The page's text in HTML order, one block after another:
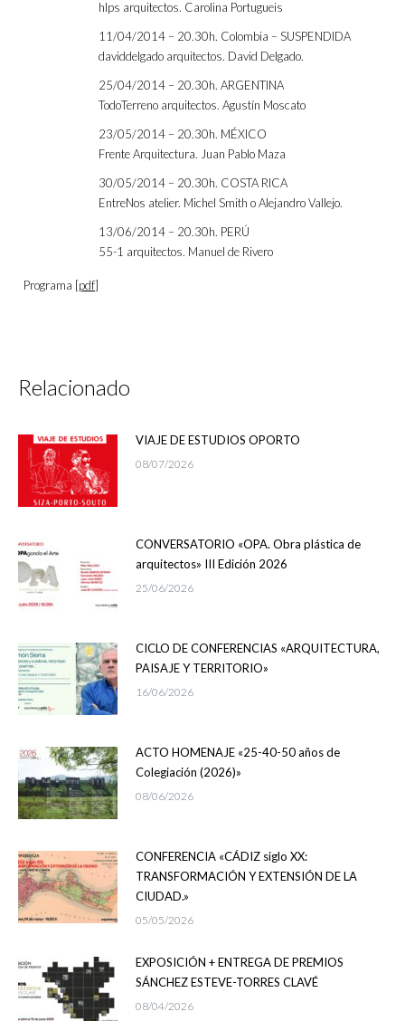
hlps arquitectos. Carolina Portugueis
11/04/2014 – 20.30h. Colombia – SUSPENDIDA
daviddelgado arquitectos. David Delgado.
25/04/2014 – 20.30h. ARGENTINA
TodoTerreno arquitectos. Agustín Moscato
23/05/2014 – 20.30h. MÉXICO
Frente Arquitectura. Juan Pablo Maza
30/05/2014 – 20.30h. COSTA RICA
EntreNos atelier. Michel Smith o Alejandro Vallejo.
13/06/2014 – 20.30h. PERÚ
55-1 arquitectos. Manuel de Rivero
Programa [pdf]
Relacionado
VIAJE DE ESTUDIOS OPORTO
08/07/2026
CONVERSATORIO «OPA. Obra plástica de
arquitectos» III Edición 2026
25/06/2026
CICLO DE CONFERENCIAS «ARQUITECTURA,
PAISAJE Y TERRITORIO»
16/06/2026
ACTO HOMENAJE «25-40-50 años de
Colegiación (2026)»
08/06/2026
CONFERENCIA «CÁDIZ siglo XX:
TRANSFORMACIÓN Y EXTENSIÓN DE LA
CIUDAD.»
05/05/2026
EXPOSICIÓN + ENTREGA DE PREMIOS
SÁNCHEZ ESTEVE-TORRES CLAVÉ
08/04/2026